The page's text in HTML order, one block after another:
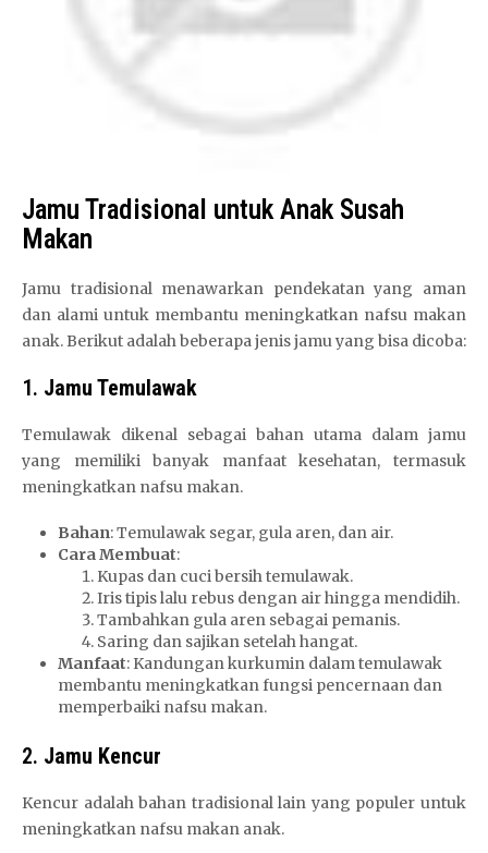
Jamu Tradisional untuk Anak Susah
Makan
Jamu tradisional menawarkan pendekatan yang aman
dan alami untuk membantu meningkatkan nafsu makan
anak. Berikut adalah beberapa jenis jamu yang bisa dicoba:
1. Jamu Temulawak
Temulawak dikenal sebagai bahan utama dalam jamu
yang memiliki banyak manfaat kesehatan, termasuk
meningkatkan nafsu makan.
Bahan: Temulawak segar, gula aren, dan air.
Cara Membuat:
Kupas dan cuci bersih temulawak.
Iris tipis lalu rebus dengan air hingga mendidih.
Tambahkan gula aren sebagai pemanis.
Saring dan sajikan setelah hangat.
Manfaat: Kandungan kurkumin dalam temulawak
membantu meningkatkan fungsi pencernaan dan
memperbaiki nafsu makan.
2. Jamu Kencur
Kencur adalah bahan tradisional lain yang populer untuk
meningkatkan nafsu makan anak.